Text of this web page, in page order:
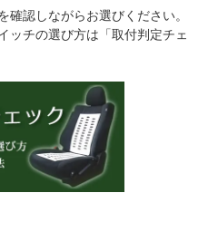
確認しながらお選びください。
ッチの選び方は「取付判定チェ